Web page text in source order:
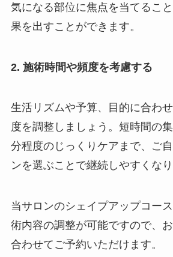
気になる部位に焦点を当てるこ
果を出すことができます。
2. 施術時間や頻度を考慮する
生活リズムや予算、目的に合わ
度を調整しましょう。短時間の
分程度のじっくりケアまで、ご
ンを選ぶことで継続しやすくなり
当サロンのシェイプアップコー
術内容の調整が可能ですので、
合わせてご予約いただけます。